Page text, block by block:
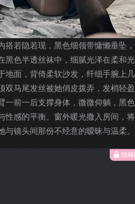
若隐若现，黑色细领带慵懒垂坠
黑色半透丝袜中，细腻光泽在柔和
地面，背倚柔软沙发，纤细手腕上
双马尾发丝被她俏皮拨弄，发梢轻
一前一后支撑身体，微微仰躺，黑
性感的平衡。窗外暖光撒入房间，
镜头间那份不经意的暧昧与温柔。
隐藏